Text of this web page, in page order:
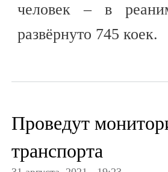
человек – в
развёрнуто 745 коек.
Проведут
транспорта